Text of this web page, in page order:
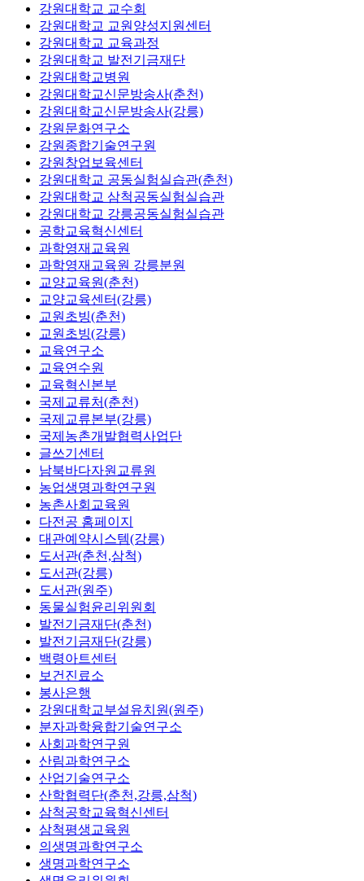
강원대학교 교수회
강원대학교 교원양성지원센터
강원대학교 교육과정
강원대학교 발전기금재단
강원대학교병원
강원대학교신문방송사(춘천)
강원대학교신문방송사(강릉)
강원문화연구소
강원종합기술연구원
강원창업보육센터
강원대학교 공동실험실습관(춘천)
강원대학교 삼척공동실험실습관
강원대학교 강릉공동실험실습관
공학교육혁신센터
과학영재교육원
과학영재교육원 강릉분원
교양교육원(춘천)
교양교육센터(강릉)
교원초빙(춘천)
교원초빙(강릉)
교육연구소
교육연수원
교육혁신본부
국제교류처(춘천)
국제교류본부(강릉)
국제농촌개발협력사업단
글쓰기센터
남북바다자원교류원
농업생명과학연구원
농촌사회교육원
다전공 홈페이지
대관예약시스템(강릉)
도서관(춘천,삼척)
도서관(강릉)
도서관(원주)
동물실험윤리위원회
발전기금재단(춘천)
발전기금재단(강릉)
백령아트센터
보건진료소
봉사은행
강원대학교부설유치원(원주)
분자과학융합기술연구소
사회과학연구원
산림과학연구소
산업기술연구소
산학협력단(춘천,강릉,삼척)
삼척공학교육혁신센터
삼척평생교육원
의생명과학연구소
생명과학연구소